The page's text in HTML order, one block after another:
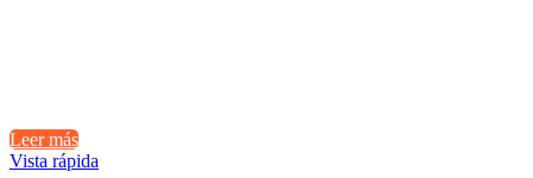
Leer más
Vista rápida